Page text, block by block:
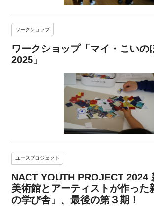
ワークショップ
ワークショップ「マイ・こいの
2025」
ユースプロジェクト
NACT YOUTH PROJECT
美術館とアーティストが作った
の学び舎」、最後の第３期！